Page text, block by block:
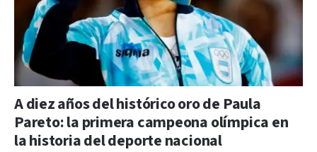
A diez años del histórico oro de Paula
Pareto: la primera campeona olímpica en
la historia del deporte nacional